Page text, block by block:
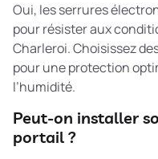
Oui, les serrures
pour résister aux
Charleroi. Choisissez
pour une protection
l’humidité.
Peut-on installer
portail ?